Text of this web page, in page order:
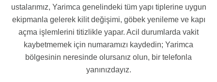
ustalarımız, Yarimca genelindeki tüm yapı tiplerine uygun
ekipmanla gelerek kilit değişimi, göbek yenileme ve kapı
açma işlemlerini titizlikle yapar. Acil durumlarda vakit
kaybetmemek için numaramızı kaydedin; Yarimca
bölgesinin neresinde olursanız olun, bir telefonla
yanınızdayız.